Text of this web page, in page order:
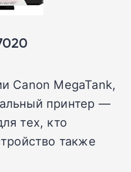
Canon MegaTank,
принтер —
тех, кто
также